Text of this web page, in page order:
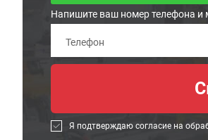
Напишите ваш номер телефона
Я подтверждаю согласие на